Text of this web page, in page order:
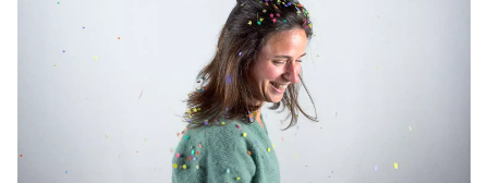
suivez-nous
Journal Vénerie
- version papier